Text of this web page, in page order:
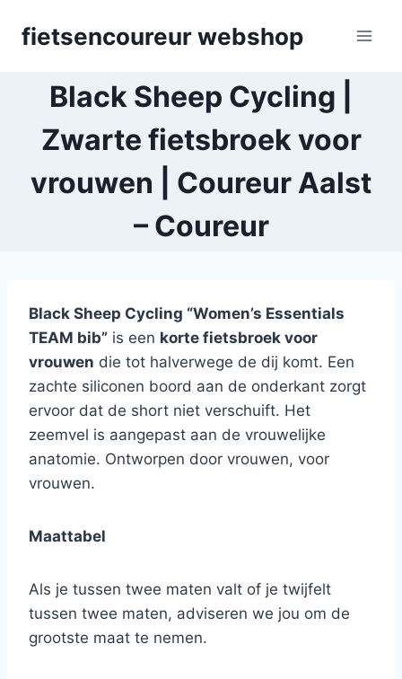
fietsencoureur webshop
Black Sheep Cycling |
Zwarte fietsbroek voor
vrouwen | Coureur Aalst
– Coureur
Black Sheep Cycling “Women’s Essentials
TEAM bib” is een korte fietsbroek voor
vrouwen die tot halverwege de dij komt. Een
zachte siliconen boord aan de onderkant zorgt
ervoor dat de short niet verschuift. Het
zeemvel is aangepast aan de vrouwelijke
anatomie. Ontworpen door vrouwen, voor
vrouwen.
Maattabel
Als je tussen twee maten valt of je twijfelt
tussen twee maten, adviseren we jou om de
grootste maat te nemen.